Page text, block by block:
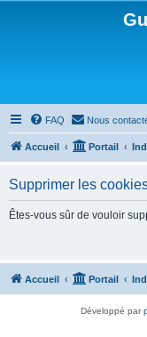
FAQ Nous
Accueil Portail
Supprimer les
Êtes-vous sûr de vouloir
Accueil Portail
Développé par